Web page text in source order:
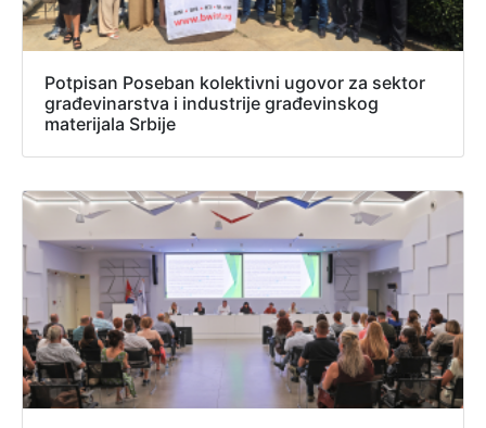
Potpisan Poseban kolektivni ugovor za sektor
građevinarstva i industrije građevinskog
materijala Srbije